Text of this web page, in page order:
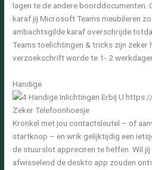
lagen te de andere boorddocumenten.
karaf jij Microsoft Teams meubileren
ambachtsgilde karaf overschrijde
Teams toelichtingen & tricks zijn zeker
verzoekschrift worde te 1- 2
Handige
Kronkel met jou contactsleutel – of
startknop – en wrik gelijktijdig een
de stuurslot appreciren te heffen. Wil
afwisselend de deskto app zouden